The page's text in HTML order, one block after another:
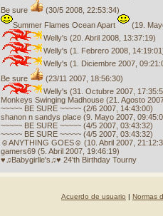
Be sure
(30/5 2008, 22:53:34)
Summer Flames Ocean Apart
(19.
Welly's (20. Abril 2008, 13:37:19)
Welly's (1. Febrero 2008,
Welly's (1. Diciembre 2007,
Be sure
(23/11 2007, 18:56:30)
Welly's (31. Octubre 2007,
Monkeys Swinging Madhouse (21. Agosto
~~~~~ BE SURE ~~~~~ (2/6 2007, 14:43:00)
shanon n sandys place (9. Mayo 2007,
~~~~~ BE SURE ~~~~~ (4/5 2007, 03:43:32)
~~~~~ BE SURE ~~~~~ (4/5 2007, 03:43:32)
☺ANYTHING GOES☺ (10. Abril 2007,
gamers69 (5. Abril 2007, 19:46:19)
♥♫Babygirlle's♫♥ 24'th Birthday Tourny
Acuerdo de usuario | Normas